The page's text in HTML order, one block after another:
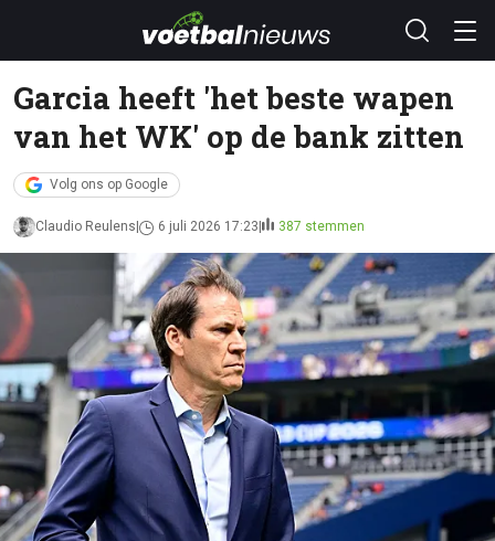
Garcia heeft 'het beste wapen
van het WK' op de bank zitten
Volg ons op Google
Claudio Reulens 6 juli 2026 17:23 387 stemmen